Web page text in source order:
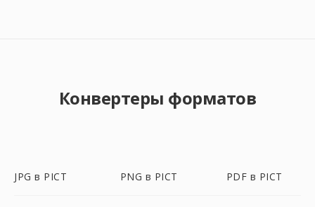
Конвертеры форматов
JPG в PICT PNG в PICT PDF в PICT